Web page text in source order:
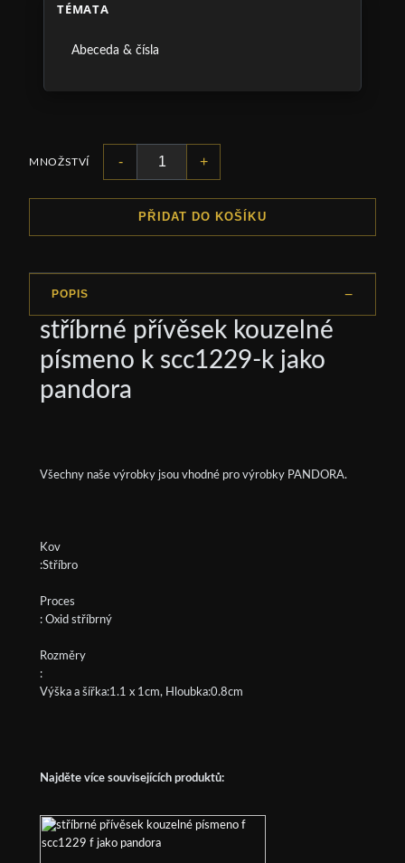
TÉMATA
Abeceda & čísla
MNOŽSTVÍ - +
PŘIDAT DO KOŠÍKU
POPIS
stříbrné přívěsek kouzelné
písmeno k scc1229-k jako
pandora
Všechny naše výrobky jsou vhodné pro výrobky PANDORA.
Kov
:Stříbro
Proces
: Oxid stříbrný
Rozměry
:
Výška a šířka:1.1 x 1cm, Hloubka:0.8cm
Najděte více souvisejících produktů: